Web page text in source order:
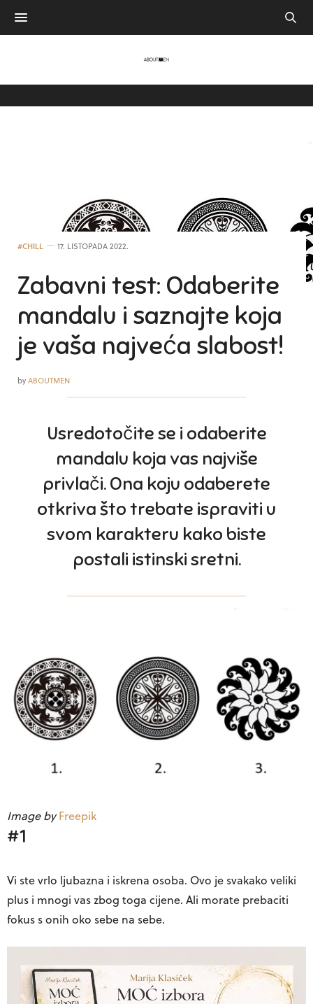
#CHILL 17. LISTOPADA 2022.
Zabavni test: Odaberite
mandalu i saznajte koja
je vaša najveća slabost!
byABOUTMEN
Usredotočite se i odaberite
mandalu koja vas najviše
privlači. Ona koju odaberete
otkriva što trebate ispraviti u
svom karakteru kako biste
postali istinski sretni.
Image byFreepik
#1
Vi ste vrlo ljubazna i iskrena osoba. Ovo je svakako veliki
plus i mnogi vas zbog toga cijene. Ali morate prebaciti
fokus s onih oko sebe na sebe.